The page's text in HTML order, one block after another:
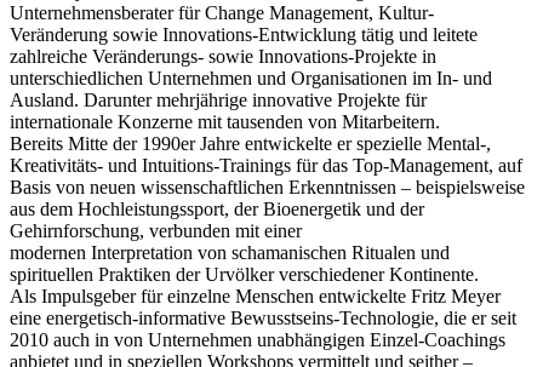
Unternehmensberater für Change Management, Kultur-
Veränderung sowie Innovations-Entwicklung tätig und leitete
zahlreiche Veränderungs- sowie Innovations-Projekte in
unterschiedlichen Unternehmen und Organisationen im In- und
Ausland. Darunter mehrjährige innovative Projekte für
internationale Konzerne mit tausenden von Mitarbeitern.
Bereits Mitte der 1990er Jahre entwickelte er spezielle Mental-,
Kreativitäts- und Intuitions-Trainings für das Top-Management, auf
Basis von neuen wissenschaftlichen Erkenntnissen – beispielsweise
aus dem Hochleistungssport, der Bioenergetik und der
Gehirnforschung, verbunden mit einer
modernen Interpretation von schamanischen Ritualen und
spirituellen Praktiken der Urvölker verschiedener Kontinente.
Als Impulsgeber für einzelne Menschen entwickelte Fritz Meyer
eine energetisch-informative Bewusstseins-Technologie, die er seit
2010 auch in von Unternehmen unabhängigen Einzel-Coachings
anbietet und in speziellen Workshops vermittelt und seither –